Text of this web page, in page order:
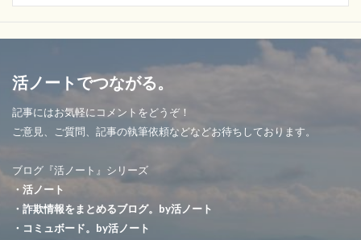
活ノートでつながる。
記事にはお気軽にコメントをどうぞ！
ご意見、ご質問、記事の執筆依頼などなどお待ちしております。
ブログ『活ノート』シリーズ
・活ノート
・詐欺情報をまとめるブログ。by活ノート
・コミュボード。by活ノート